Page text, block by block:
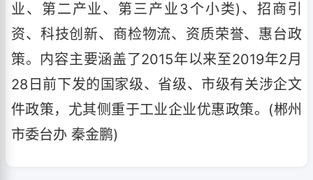
业、第二产业、第三产业3个小类)、招商引
资、科技创新、商检物流、资质荣誉、惠台政
策。内容主要涵盖了2015年以来至2019年2月
28日前下发的国家级、省级、市级有关涉企文
件政策，尤其侧重于工业企业优惠政策。(郴州
市委台办 秦金鹏)